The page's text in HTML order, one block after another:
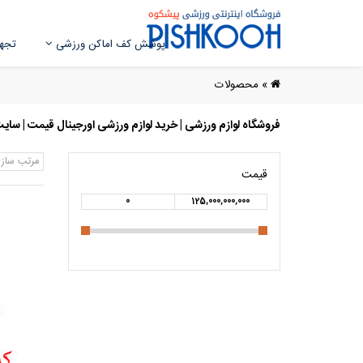
پوشش کف اماکن ورزشی
» محصولات
فروشگاه لوازم ورزشی | خرید لوازم ورزشی اورجینال قیمت |
قیمت
0 125,000,000,000
مرتب